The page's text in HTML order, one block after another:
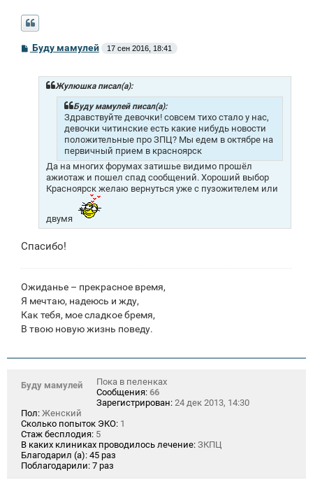
С
о
Буду мамулей 17 сен 2016, 18:41
Жулюшка писал(а):
Буду мамулей писал(а):
Здравствуйте девочки! совсем тихо стало у нас,
девочки читинские есть какие нибудь новости
положительные про ЗПЦ? Мы едем в октябре на
первичный прием в красноярск
Да на многих форумах затишье видимо прошёл
ажиотаж и пошел спад сообщений. Хороший выбор
Красноярск желаю вернуться уже с пузожителем или
двумя
Спасибо!
Ожиданье – прекрасное время,
Я мечтаю, надеюсь и жду,
Как тебя, мое сладкое бремя,
В твою новую жизнь поведу.
Буду мамулей
Пока в пеленках
Сообщения: 66
Зарегистрирован: 24 дек 2013, 14:30
Пол: Женский
Сколько попыток ЭКО: 1
Стаж бесплодия: 5
В каких клиниках проводилось лечение: ЗКПЦ
Благодарил (а): 45 раз
Поблагодарили: 7 раз